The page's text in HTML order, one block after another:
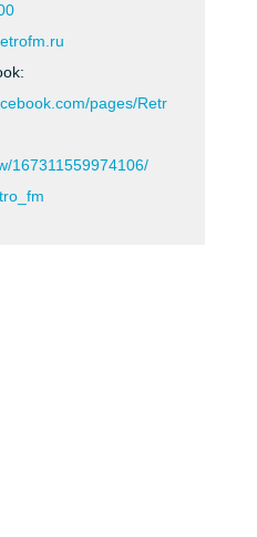
pages/Retr
167311559974106/